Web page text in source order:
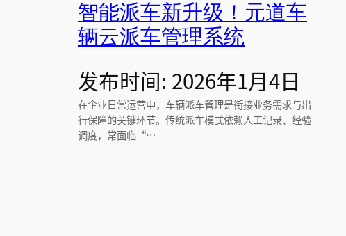
智能派车新升级！元道车
辆云派车管理系统
发布时间: 2026年1月4日
在企业日常运营中，车辆派车管理是衔接业务需求与出
行保障的关键环节。传统派车模式依赖人工记录、经验
调度，常面临“…